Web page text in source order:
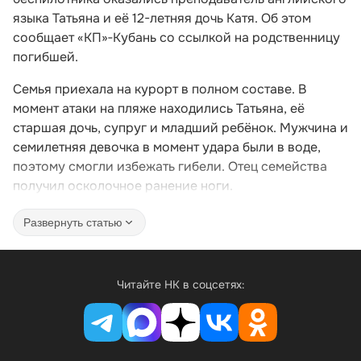
языка Татьяна и её 12-летняя дочь Катя. Об этом
сообщает «КП»‑Кубань со ссылкой на родственницу
погибшей.
Семья приехала на курорт в полном составе. В
момент атаки на пляже находились Татьяна, её
старшая дочь, супруг и младший ребёнок. Мужчина и
семилетняя девочка в момент удара были в воде,
поэтому смогли избежать гибели. Отец семейства
получил осколочное ранение ноги.
Развернуть статью
Читайте НК в соцсетях: